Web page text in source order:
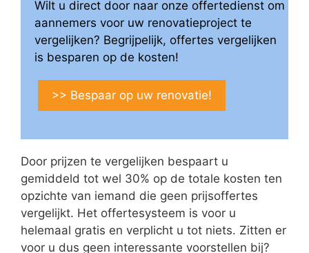
Wilt u direct door naar onze offertedienst om
aannemers voor uw renovatieproject te
vergelijken? Begrijpelijk, offertes vergelijken
is besparen op de kosten!
>> Bespaar op uw renovatie!
Door prijzen te vergelijken bespaart u
gemiddeld tot wel 30% op de totale kosten ten
opzichte van iemand die geen prijsoffertes
vergelijkt. Het offertesysteem is voor u
helemaal gratis en verplicht u tot niets. Zitten er
voor u dus geen interessante voorstellen bij?